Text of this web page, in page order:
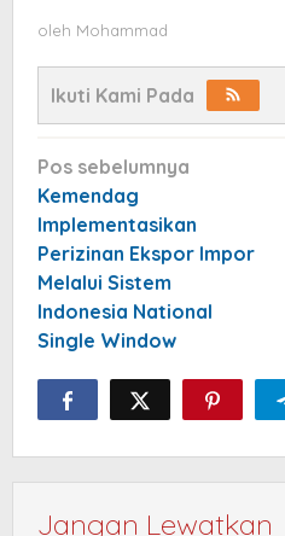
oleh Mohammad
Ikuti Kami Pada
Navigasi
pos
Pos sebelumnya
Kemendag
Implementasikan
Perizinan Ekspor Impor
Melalui Sistem
Indonesia National
Single Window
Jangan Lewatkan